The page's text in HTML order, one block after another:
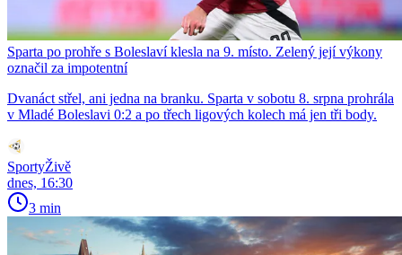
Sparta po prohře s Boleslaví klesla na 9. místo. Zelený její výkony
označil za impotentní
Dvanáct střel, ani jedna na branku. Sparta v sobotu 8. srpna prohrála
v Mladé Boleslavi 0:2 a po třech ligových kolech má jen tři body.
SportyŽivě
dnes, 16:30
3 min